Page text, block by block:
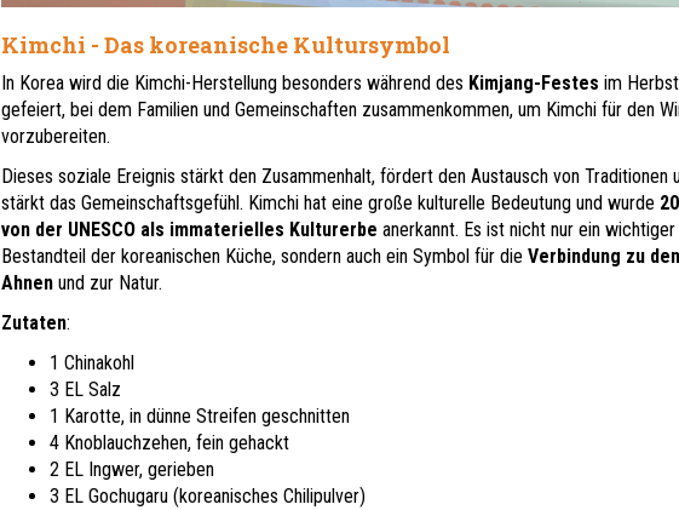
Kimchi - Das koreanische Kultursymbol
In Korea wird die Kimchi-Herstellung besonders während des Kimjang-Festes im Herbst
gefeiert, bei dem Familien und Gemeinschaften zusammenkommen, um Kimchi für den
vorzubereiten.
Dieses soziale Ereignis stärkt den Zusammenhalt, fördert den Austausch von Traditionen
stärkt das Gemeinschaftsgefühl. Kimchi hat eine große kulturelle Bedeutung und wurde
von der UNESCO als immaterielles Kulturerbe anerkannt. Es ist nicht nur ein wichtiger
Bestandteil der koreanischen Küche, sondern auch ein Symbol für die Verbindung zu den
Ahnenund zur Natur.
Zutaten:
1 Chinakohl
3 EL Salz
1 Karotte, in dünne Streifen geschnitten
4 Knoblauchzehen, fein gehackt
2 EL Ingwer, gerieben
3 EL Gochugaru (koreanisches Chilipulver)